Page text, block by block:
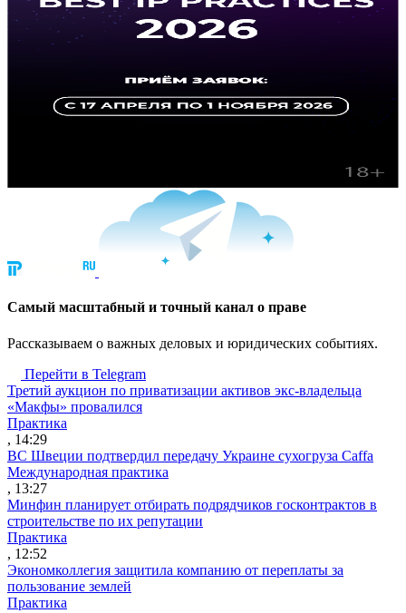
Cамый масштабный и точный канал о праве
Рассказываем о важных деловых и юридических событиях.
Перейти в Telegram
Третий аукцион по приватизации активов экс-владельца
«Макфы» провалился
Практика
, 14:29
ВС Швеции подтвердил передачу Украине сухогруза Caffa
Международная практика
, 13:27
Минфин планирует отбирать подрядчиков госконтрактов в
строительстве по их репутации
Практика
, 12:52
Экономколлегия защитила компанию от переплаты за
пользование землей
Практика